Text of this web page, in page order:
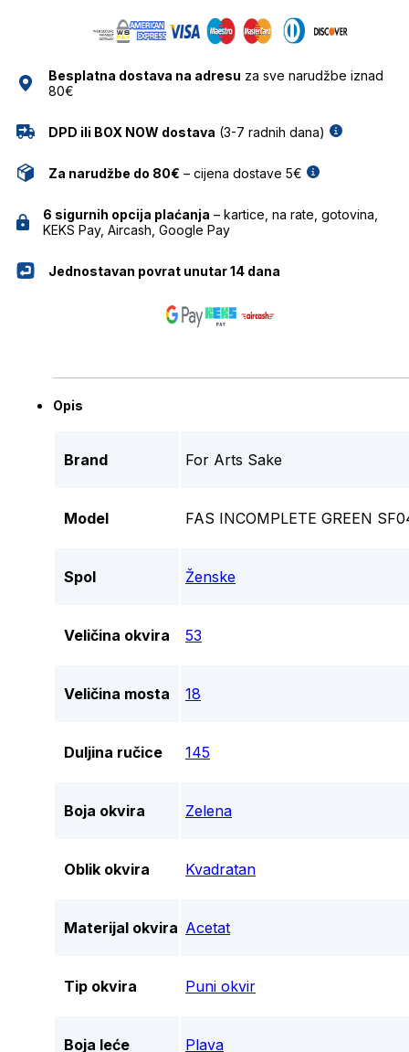
Besplatna dostava na adresu za sve narudžbe iznad
80€
DPD ili BOX NOW dostava (3-7 radnih dana)
Za narudžbe do 80€ – cijena dostave 5€
6 sigurnih opcija plaćanja – kartice, na rate, gotovina,
KEKS Pay, Aircash, Google Pay
Jednostavan povrat unutar 14 dana
Opis
Brand For Arts Sake
Model FAS INCOMPLETE GREEN
Spol Ženske
Veličina okvira 53
Veličina mosta 18
Duljina ručice 145
Boja okvira Zelena
Oblik okvira Kvadratan
Materijal okvira Acetat
Tip okvira Puni okvir
Boja leće Plava